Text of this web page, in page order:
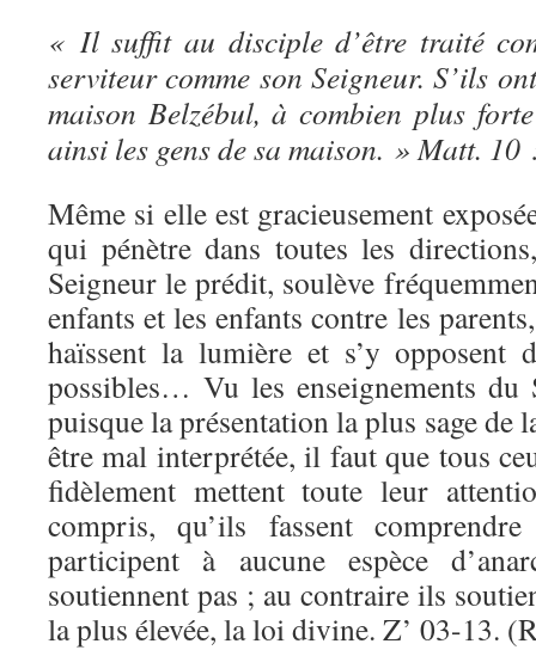
« Il suffit au disciple d’être traité
serviteur comme son Seigneur. S’ils
maison Belzébul, à combien plus
ainsi les gens de sa maison. » Matt. 10
Même si elle est gracieusement
qui pénètre dans toutes les
Seigneur le prédit, soulève
enfants et les enfants contre les
haïssent la lumière et s’y opposent
possibles… Vu les enseignements du
puisque la présentation la plus sage de
être mal interprétée, il faut que tous
fidèlement mettent toute leur
compris, qu’ils fassent
participent à aucune espèce
soutiennent pas ; au contraire ils
la plus élevée, la loi divine. Z’ 03-13.